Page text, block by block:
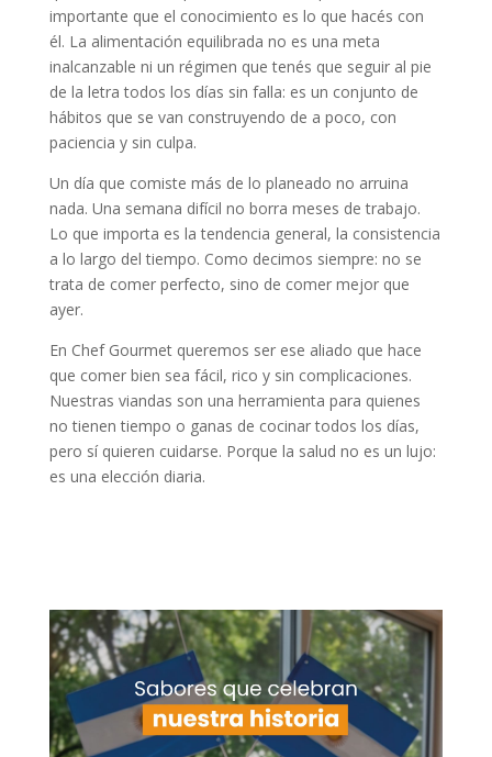
importante que el conocimiento es lo que hacés con
él. La alimentación equilibrada no es una meta
inalcanzable ni un régimen que tenés que seguir al pie
de la letra todos los días sin falla: es un conjunto de
hábitos que se van construyendo de a poco, con
paciencia y sin culpa.
Un día que comiste más de lo planeado no arruina
nada. Una semana difícil no borra meses de trabajo.
Lo que importa es la tendencia general, la consistencia
a lo largo del tiempo. Como decimos siempre: no se
trata de comer perfecto, sino de comer mejor que
ayer.
En Chef Gourmet queremos ser ese aliado que hace
que comer bien sea fácil, rico y sin complicaciones.
Nuestras viandas son una herramienta para quienes
no tienen tiempo o ganas de cocinar todos los días,
pero sí quieren cuidarse. Porque la salud no es un lujo:
es una elección diaria.